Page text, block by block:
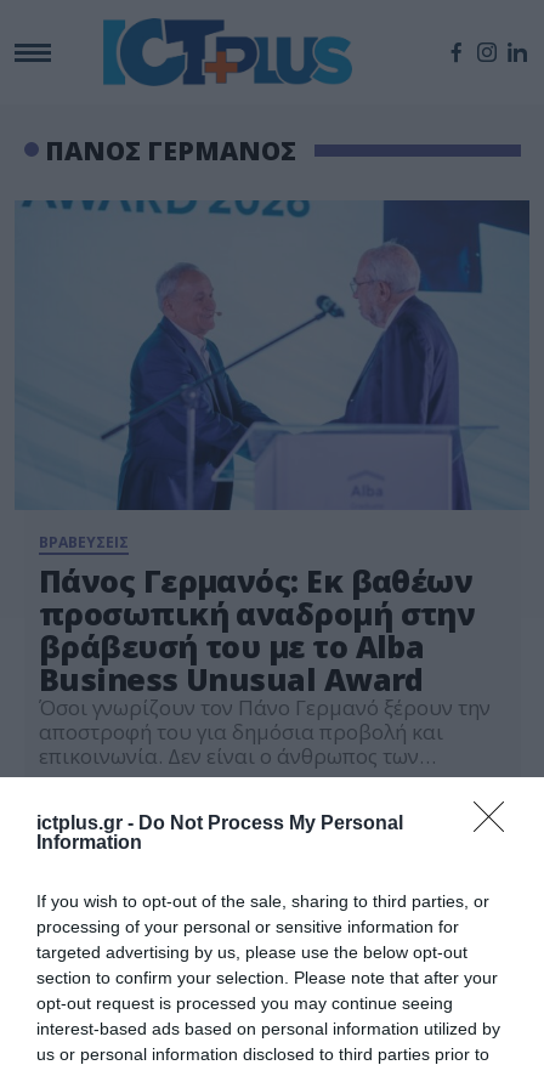
ictplus.gr - Do Not Process My Personal
Information
If you wish to opt-out of the sale, sharing to third parties, or
processing of your personal or sensitive information for
targeted advertising by us, please use the below opt-out
section to confirm your selection. Please note that after your
opt-out request is processed you may continue seeing
interest-based ads based on personal information utilized by
us or personal information disclosed to third parties prior to
ΠΑΝΟΣ ΓΕΡΜΑΝΟΣ
ΒΡΑΒΕΥΣΕΙΣ
Πάνος Γερμανός: Εκ βαθέων
προσωπική αναδρομή στην
βράβευσή του με το Alba
Business Unusual Award
Όσοι γνωρίζουν τον Πάνο Γερμανό ξέρουν την
αποστροφή του για δημόσια προβολή και
επικοινωνία. Δεν είναι ο άνθρωπος των
συνεντεύξεων, αποφεύγει τις ομιλίες και
βράβευσή του με το Alba Business Unusual
Award απέκτησε ιδιαίτερο ενδιαφέρον για όσα
μετατράπηκε σε μια σπάνια, σχεδόν προσωπική
αναδρομή […]